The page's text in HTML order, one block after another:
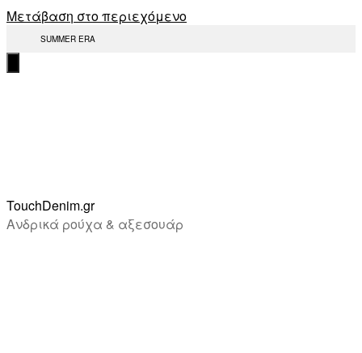
Μετάβαση στο περιεχόμενο
SUMMER ERA
TouchDenim.gr
Ανδρικά ρούχα & αξεσουάρ